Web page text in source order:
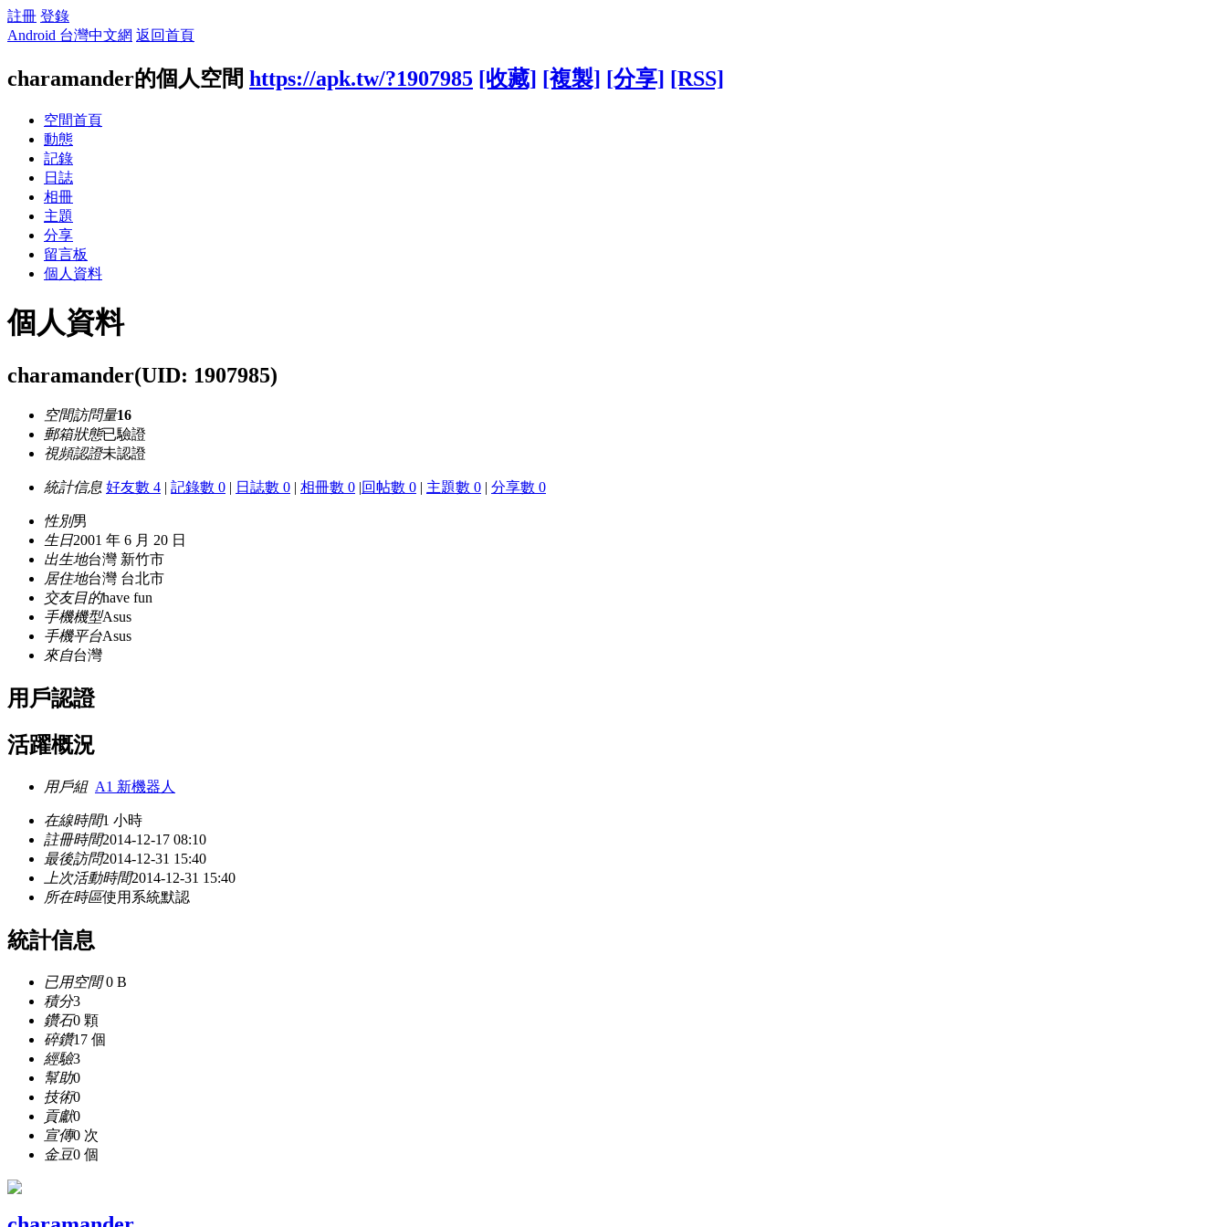
註冊 登錄
Android 台灣中文網 返回首頁
charamander的個人空間 https://apk.tw/?1907985 [收藏] [複製] [分享] [RSS]
空間首頁
動態
記錄
日誌
相冊
主題
分享
留言板
個人資料
個人資料
charamander(UID: 1907985)
空間訪問量16
郵箱狀態已驗證
視頻認證未認證
統計信息 好友數 4 | 記錄數 0 | 日誌數 0 | 相冊數 0 |回帖數 0 | 主題數 0 | 分享數 0
性別男
生日2001 年 6 月 20 日
出生地台灣 新竹市
居住地台灣 台北市
交友目的have fun
手機機型Asus
手機平台Asus
來自台灣
用戶認證
活躍概況
用戶組 A1 新機器人
在線時間1 小時
註冊時間2014-12-17 08:10
最後訪問2014-12-31 15:40
上次活動時間2014-12-31 15:40
所在時區使用系統默認
統計信息
已用空間0 B
積分3
鑽石0 顆
碎鑽17 個
經驗3
幫助0
技術0
貢獻0
宣傳0 次
金豆0 個